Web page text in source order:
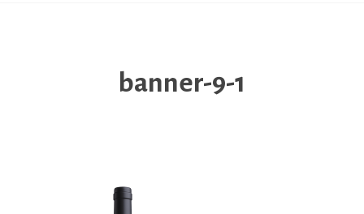
banner-9-1